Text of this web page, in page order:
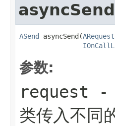
asyncSend
ASend asyncSend(ARequest
参数:
request -
类传入不同